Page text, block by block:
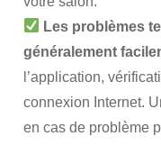
Les problèmes
généralement
l’application,
connexion Internet.
en cas de problème